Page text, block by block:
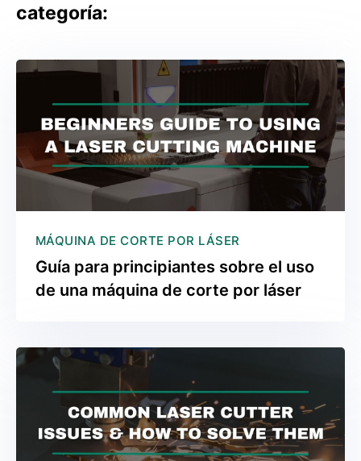
categoría:
MÁQUINA DE CORTE POR LÁSER
Guía para principiantes sobre el uso
de una máquina de corte por láser